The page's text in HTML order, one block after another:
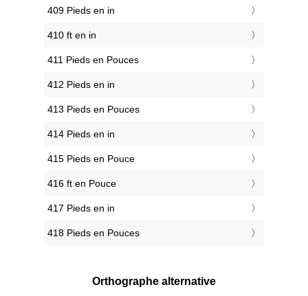
409 Pieds en in
410 ft en in
411 Pieds en Pouces
412 Pieds en in
413 Pieds en Pouces
414 Pieds en in
415 Pieds en Pouce
416 ft en Pouce
417 Pieds en in
418 Pieds en Pouces
Orthographe alternative